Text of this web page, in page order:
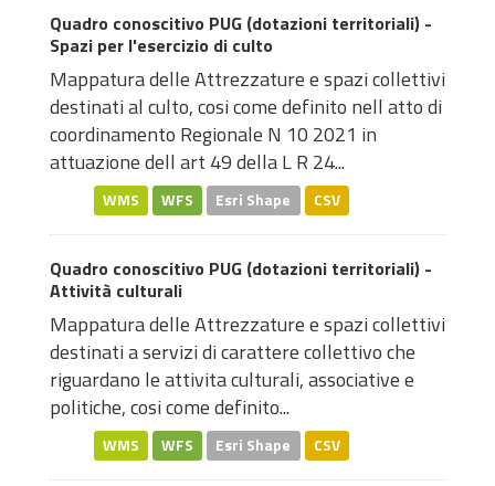
Quadro conoscitivo PUG (dotazioni territoriali) -
Spazi per l'esercizio di culto
Mappatura delle Attrezzature e spazi collettivi
destinati al culto, cosi come definito nell atto di
coordinamento Regionale N 10 2021 in
attuazione dell art 49 della L R 24...
WMS WFS Esri Shape CSV
Quadro conoscitivo PUG (dotazioni territoriali) -
Attività culturali
Mappatura delle Attrezzature e spazi collettivi
destinati a servizi di carattere collettivo che
riguardano le attivita culturali, associative e
politiche, cosi come definito...
WMS WFS Esri Shape CSV